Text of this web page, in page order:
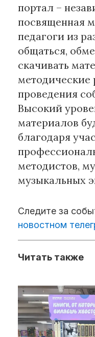
портал –
посвященная
педагоги из
общаться,
скачивать
проведения
Высокий
материалов
благодаря
методистов,
музыкальных
Следите за
новостном
Читать также